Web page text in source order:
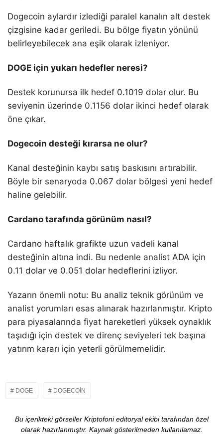
Dogecoin aylardır izlediği paralel kanalın alt destek
çizgisine kadar geriledi. Bu bölge fiyatın yönünü
belirleyebilecek ana eşik olarak izleniyor.
DOGE için yukarı hedefler neresi?
Destek korunursa ilk hedef 0.1019 dolar olur. Bu
seviyenin üzerinde 0.1156 dolar ikinci hedef olarak
öne çıkar.
Dogecoin desteği kırarsa ne olur?
Kanal desteğinin kaybı satış baskısını artırabilir.
Böyle bir senaryoda 0.067 dolar bölgesi yeni hedef
haline gelebilir.
Cardano tarafında görünüm nasıl?
Cardano haftalık grafikte uzun vadeli kanal
desteğinin altına indi. Bu nedenle analist ADA için
0.11 dolar ve 0.051 dolar hedeflerini izliyor.
Yazarın önemli notu: Bu analiz teknik görünüm ve
analist yorumları esas alınarak hazırlanmıştır. Kripto
para piyasalarında fiyat hareketleri yüksek oynaklık
taşıdığı için destek ve direnç seviyeleri tek başına
yatırım kararı için yeterli görülmemelidir.
DOGE DOGECOIN
Bu içerikteki görseller Kriptofoni editoryal ekibi tarafından özel
olarak hazırlanmıştır. Kaynak gösterilmeden kullanılamaz.